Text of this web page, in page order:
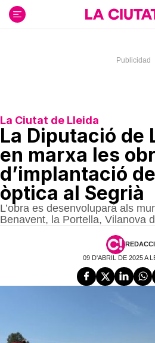
contenido
La Ciutat de Lleida
La Diputació de
en marxa les
d’implantació
òptica al Segrià
L’obra es desenvoluparà als
Benavent, la Portella, Vilanova
09 D'ABRIL DE 2025 A